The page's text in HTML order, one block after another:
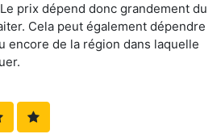
prix dépend donc grandement du
Cela peut également dépendre
encore de la région dans laquelle